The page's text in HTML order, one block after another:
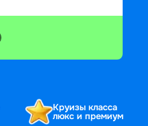
Круизы класса
люкс и премиум